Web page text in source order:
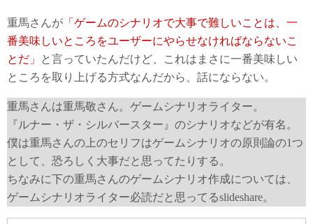
重馬さんが 「ゲームのシナリオで大事で難しいことは、一
番美味しいところをユーザーにやらせなければならないこ
とだ」
と言っていたんだけど、これはまさに一番美味しい
ところを取り上げる方式なんだから、話にならない。
重馬さんは重馬敬さん。ゲームシナリオライター。
『ルナー・ザ・シルバースター』のシナリオなどが有名。
僕は重馬さんの上のセリフはゲームシナリオの原則論の1つ
として、恐ろしく大事だと思ってたりする。
ちなみに下の重馬さんのゲームシナリオ作成については、
ゲームシナリオライター必読だと思ってるslideshare。